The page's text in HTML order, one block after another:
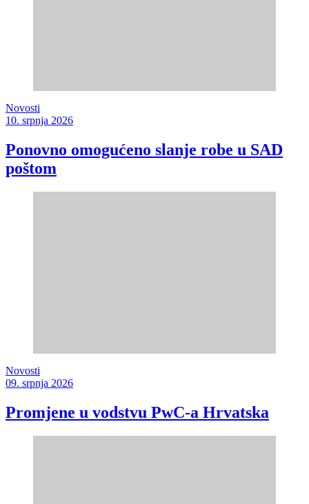
Novosti
10. srpnja 2026
Ponovno omogućeno slanje robe u SAD
poštom
Novosti
09. srpnja 2026
Promjene u vodstvu PwC-a Hrvatska